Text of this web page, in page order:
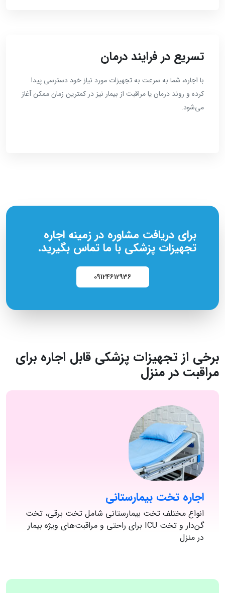
تسریع در فرایند درمان
با اجاره، شما به سرعت به تجهیزات مورد نیاز خود دسترسی پیدا
کرده و روند درمان یا مراقبت از بیمار نیز در کمترین زمان ممکن آغاز
می‌شود.
برای دریافت مشاوره در زمینه اجاره
تجهیزات پزشکی با ما تماس بگیرید.
09124612936
برخی از تجهیزات پزشکی قابل اجاره برای
مراقبت در منزل
اجاره تخت بیمارستانی
انواع مختلف تخت بیمارستانی شامل تخت برقی، تخت
گن‌دار و تخت ICU برای راحتی و مراقبت‌های ویژه بیمار
در منزل